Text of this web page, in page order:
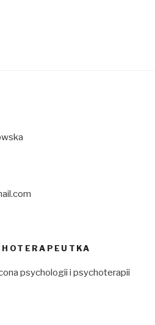
psychologii i psychoterapii